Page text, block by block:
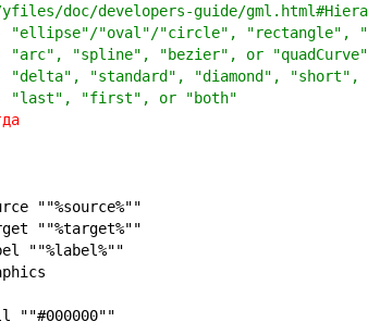
doc/developers-guide/
"oval"/"circle", "rectangle",
"spline", "bezier", or "quadCurve"
"delta", "standard", "diamond", "short",
"first", or "both"
""%source%""
""%target%""
""%label%""
""#000000""